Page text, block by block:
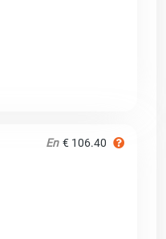
En € 106.40